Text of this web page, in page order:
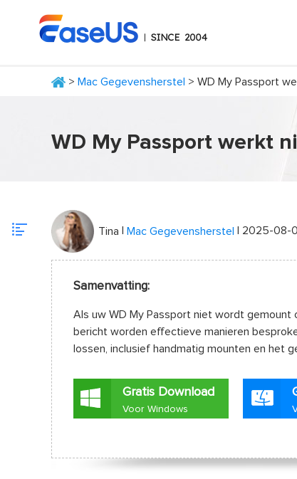
> Mac Gegevensherstel > WD My Passport
WD My Passport werkt
Tina Mac Gegevensherstel | 2025-08-
Samenvatting:
Als uw WD My Passport niet wordt gemount
bericht worden effectieve manieren
lossen, inclusief handmatig mounten en het
Gratis Download
Voor Windows